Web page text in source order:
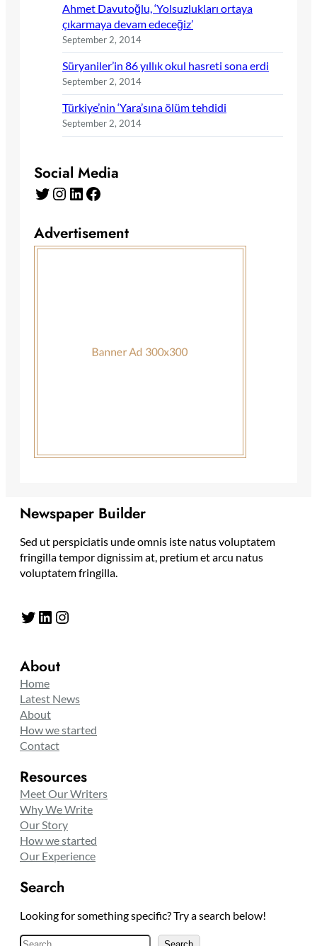
Ahmet Davutoğlu, ‘Yolsuzlukları ortaya
çıkarmaya devam edeceğiz’
September 2, 2014
Süryaniler’in 86 yıllık okul hasreti sona erdi
September 2, 2014
Türkiye’nin ‘Yara’sına ölüm tehdidi
September 2, 2014
Social Media
Twitter Instagram LinkedIn Facebook
Advertisement
Newspaper Builder
Sed ut perspiciatis unde omnis iste natus voluptatem
fringilla tempor dignissim at, pretium et arcu natus
voluptatem fringilla.
Twitter LinkedIn Instagram
About
Home
Latest News
About
How we started
Contact
Resources
Meet Our Writers
Why We Write
Our Story
How we started
Our Experience
Search
Looking for something specific? Try a search below!